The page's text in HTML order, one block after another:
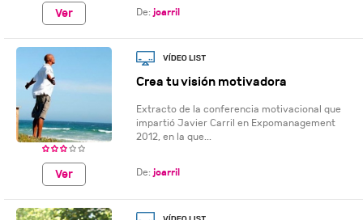
Ver De: jcarril
Ver
Crea tu visión motivadora
Extracto de la conferencia motivacional que
impartió Javier Carril en Expomanagement
2012, en la que...
De: jcarril